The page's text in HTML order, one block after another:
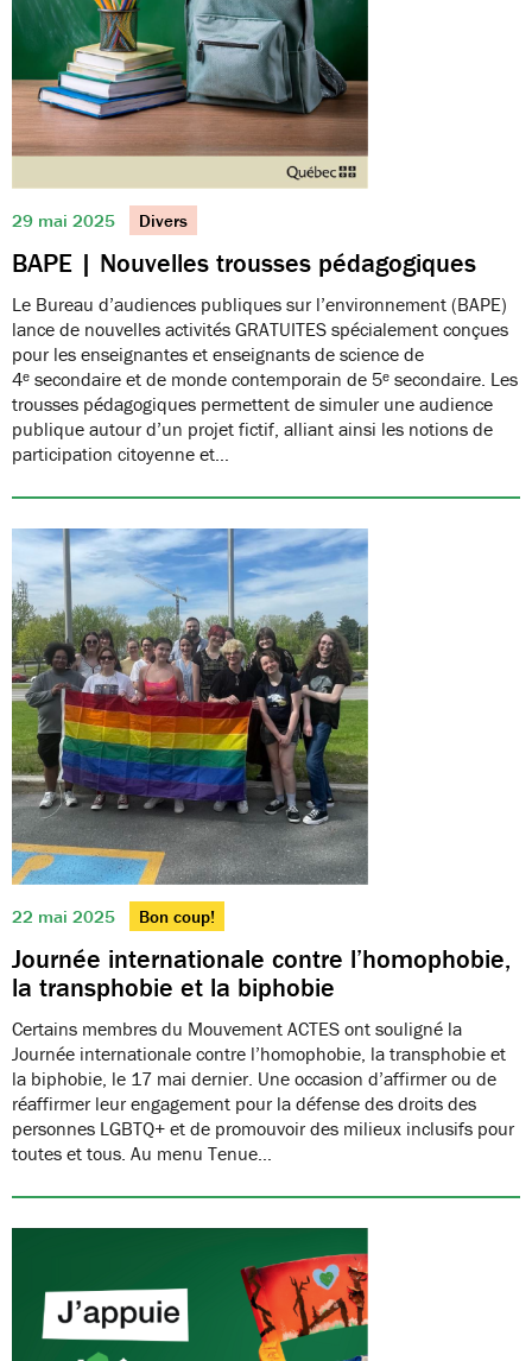
29 mai 2025 Divers
BAPE | Nouvelles trousses pédagogiques
Le Bureau d’audiences publiques sur l’environnement (BAPE)
lance de nouvelles activités GRATUITES spécialement conçues
pour les enseignantes et enseignants de science de
4ᵉ secondaire et de monde contemporain de 5ᵉ secondaire. Les
trousses pédagogiques permettent de simuler une audience
publique autour d’un projet fictif, alliant ainsi les notions de
participation citoyenne et…
22 mai 2025 Bon coup!
Journée internationale contre l’homophobie,
la transphobie et la biphobie
Certains membres du Mouvement ACTES ont souligné la
Journée internationale contre l’homophobie, la transphobie et
la biphobie, le 17 mai dernier. Une occasion d’affirmer ou de
réaffirmer leur engagement pour la défense des droits des
personnes LGBTQ+ et de promouvoir des milieux inclusifs pour
toutes et tous. Au menu Tenue…